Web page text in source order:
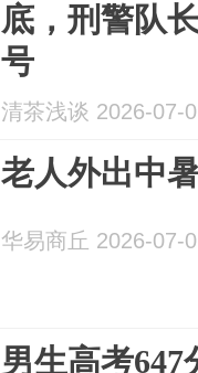
底，刑警队
号
清茶浅谈 2026-07-
老人外出中
华易商丘 2026-07-
男生高考